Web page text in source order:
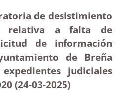
de desistimiento
relativa a falta de
de información
de Breña
judiciales
(24-03-2025)